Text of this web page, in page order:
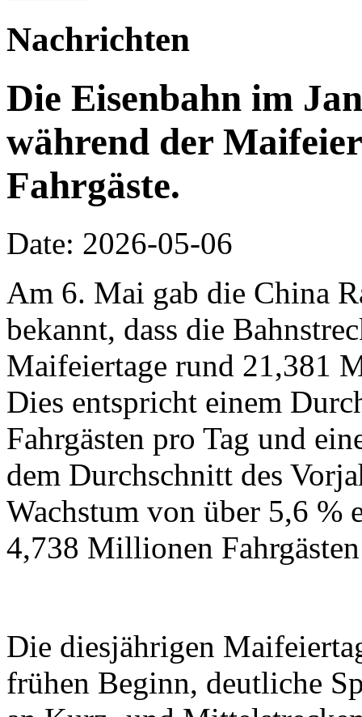
Nachrichten
Die Eisenbahn im
während der
Fahrgäste.
Date: 2026-05-06
Am 6. Mai gab die China
bekannt, dass die
Maifeiertage rund 21,381
Dies entspricht einem
Fahrgästen pro Tag und
dem Durchschnitt des
Wachstum von über 5,6
4,738 Millionen
Die diesjährigen
frühen Beginn, deutliche